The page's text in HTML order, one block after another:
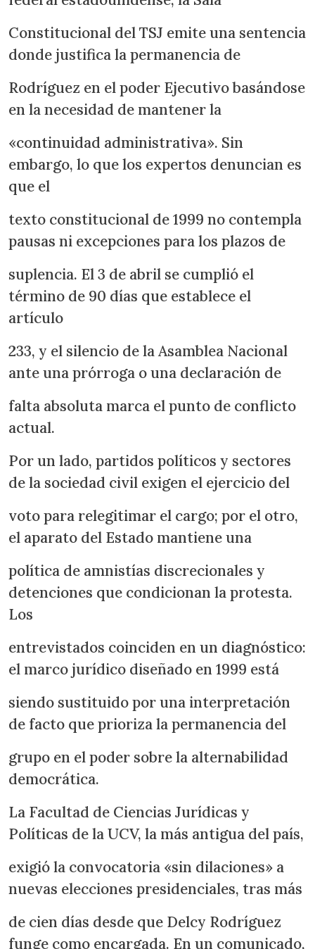
Constitucional del TSJ emite una sentencia
donde justifica la permanencia de
Rodríguez en el poder Ejecutivo basándose
en la necesidad de mantener la
«continuidad administrativa». Sin
embargo, lo que los expertos denuncian es
que el
texto constitucional de 1999 no contempla
pausas ni excepciones para los plazos de
suplencia. El 3 de abril se cumplió el
término de 90 días que establece el
artículo
233, y el silencio de la Asamblea Nacional
ante una prórroga o una declaración de
falta absoluta marca el punto de conflicto
actual.
Por un lado, partidos políticos y sectores
de la sociedad civil exigen el ejercicio del
voto para relegitimar el cargo; por el otro,
el aparato del Estado mantiene una
política de amnistías discrecionales y
detenciones que condicionan la protesta.
Los
entrevistados coinciden en un diagnóstico:
el marco jurídico diseñado en 1999 está
siendo sustituido por una interpretación
de facto que prioriza la permanencia del
grupo en el poder sobre la alternabilidad
democrática.
La Facultad de Ciencias Jurídicas y
Políticas de la UCV, la más antigua del país,
exigió la convocatoria «sin dilaciones» a
nuevas elecciones presidenciales, tras más
de cien días desde que Delcy Rodríguez
funge como encargada. En un comunicado,